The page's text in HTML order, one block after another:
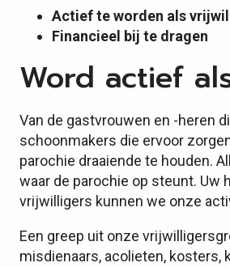
Actief te worden als
Financieel bij te dragen
Word actief
Van de gastvrouwen en -heren
schoonmakers die ervoor
parochie draaiende te houden.
waar de parochie op steunt. Uw
vrijwilligers kunnen we onze
Een greep uit onze
misdienaars, acolieten,